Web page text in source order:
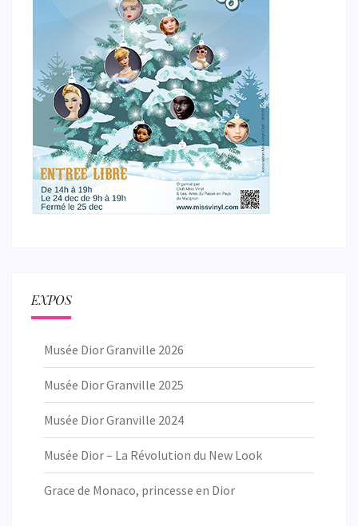
EXPOS
Musée Dior Granville 2026
Musée Dior Granville 2025
Musée Dior Granville 2024
Musée Dior – La Révolution du New Look
Grace de Monaco, princesse en Dior